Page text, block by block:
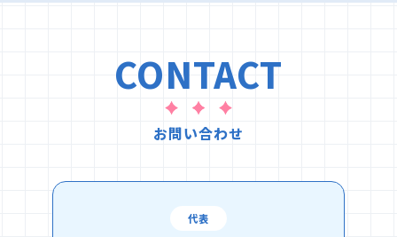
CONTACT
お問い合わせ
代表